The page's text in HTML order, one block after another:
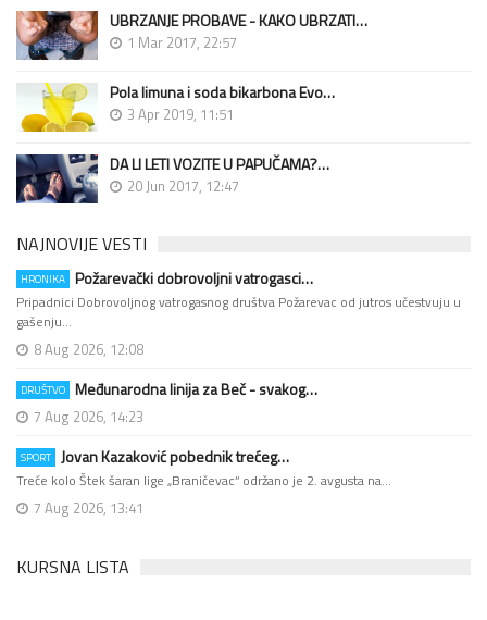
UBRZANJE PROBAVE - KAKO UBRZATI…
1 Mar 2017, 22:57
Pola limuna i soda bikarbona Evo…
3 Apr 2019, 11:51
DA LI LETI VOZITE U PAPUČAMA?…
20 Jun 2017, 12:47
NAJNOVIJE VESTI
HRONIKA Požarevački dobrovoljni vatrogasci…
Pripadnici Dobrovoljnog vatrogasnog društva Požarevac od jutros učestvuju u
gašenju…
8 Aug 2026, 12:08
DRUŠTVO Međunarodna linija za Beč - svakog…
7 Aug 2026, 14:23
SPORT Jovan Kazaković pobednik trećeg…
Treće kolo Štek šaran lige „Braničevac“ održano je 2. avgusta na…
7 Aug 2026, 13:41
KURSNA LISTA